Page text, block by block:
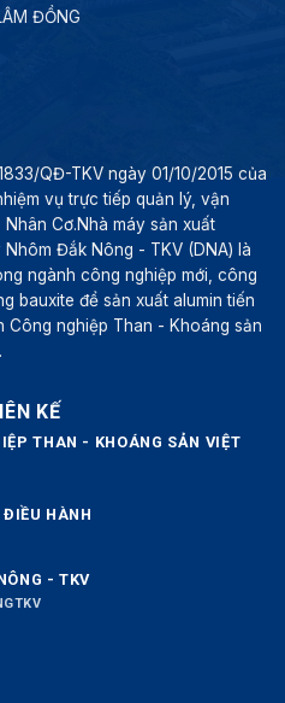
ĐỒNG
QĐ-TKV ngày 01/10/2015 của
vụ trực tiếp quản lý, vận
Cơ.Nhà máy sản xuất
Đắk Nông - TKV (DNA) là
ngành công nghiệp mới, công
bauxite để sản xuất alumin tiến
Công nghiệp Than - Khoáng sản
KẾ
THAN - KHOÁNG SẢN VIỆT
ĐIỀU HÀNH
- TKV